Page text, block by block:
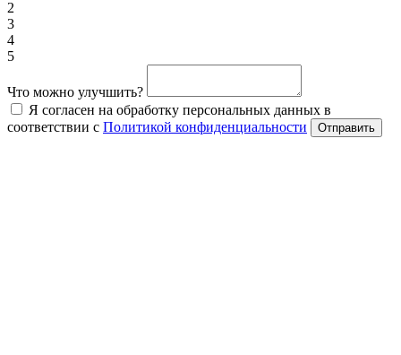
2
3
4
5
Что можно улучшить?
Я согласен на обработку персональных данных в
соответствии с Политикой конфиденциальности Отправить